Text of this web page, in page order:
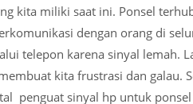
kita miliki saat ini. Ponsel
dengan orang di
telepon karena sinyal lemah.
kita frustrasi dan galau.
penguat sinyal hp untuk